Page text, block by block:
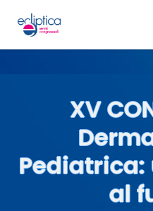
XV
Pediatrica:
al